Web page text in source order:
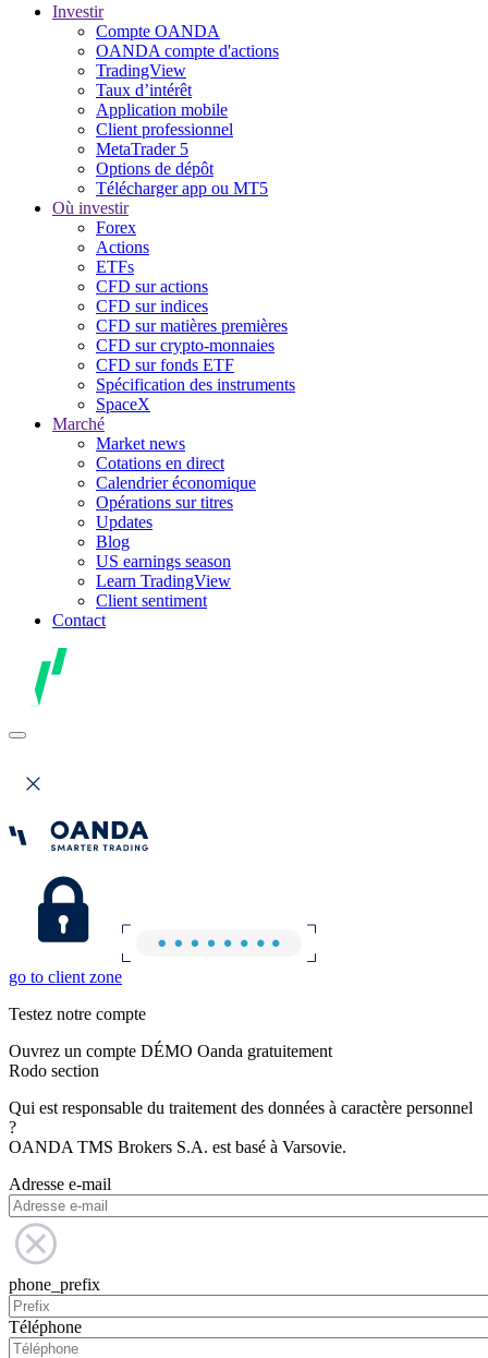
Investir
Compte OANDA
OANDA compte d'actions
TradingView
Taux d’intérêt
Application mobile
Client professionnel
MetaTrader 5
Options de dépôt
Télécharger app ou MT5
Où investir
Forex
Actions
ETFs
CFD sur actions
CFD sur indices
CFD sur matières premières
CFD sur crypto-monnaies
CFD sur fonds ETF
Spécification des instruments
SpaceX
Marché
Market news
Cotations en direct
Calendrier économique
Opérations sur titres
Updates
Blog
US earnings season
Learn TradingView
Client sentiment
Contact
go to client zone
Testez notre compte
Ouvrez un compte DÉMO Oanda gratuitement
Rodo section
Qui est responsable du traitement des données à caractère personnel
?
OANDA TMS Brokers S.A. est basé à Varsovie.
Adresse e-mail
phone_prefix
Téléphone